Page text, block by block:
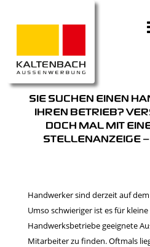
SIE SUCHEN EINEN
IHREN BETRIEB?
DOCH MAL MIT
STELLENANZEIGE
Handwerker sind derzeit auf
Umso schwieriger ist es für
Handwerksbetriebe geeignete
Mitarbeiter zu finden. Oftmals